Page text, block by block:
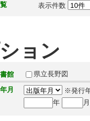
表示件数
ョン
館 県立長野図
月
※発行
年